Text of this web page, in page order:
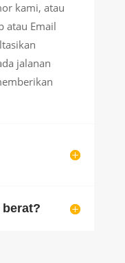
kami, atau
atau Email
jalanan
berat?